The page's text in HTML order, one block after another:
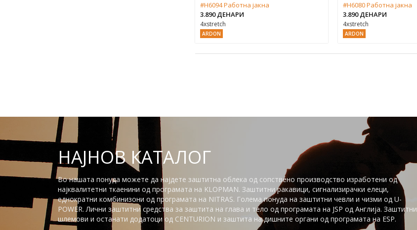
#H6094 Работна јакна
3.890 ДЕНАРИ
4xstretch
ARDON
#H6080 Работна јакна
3.890 ДЕНАРИ
4xstretch
ARDON
НАЈНОВ КАТАЛОГ
Во нашата понуда можете да најдете заштитна облека од сопствено производство изработени од
најквалитетни ткаенини од програмата на KLOPMAN. Заштитни ракавици, сигнализирачки елеци,
еднократни комбинизони од програмата на NITRAS. Голема понуда на заштитни чевли и чизми од U-
POWER. Лични заштитни средства за заштита на глaва и тело од програмата на JSP од Англија. Заштитни
шлемови и останати додатоци од CENTURION и заштита на дишните органи од програмата на ESP.